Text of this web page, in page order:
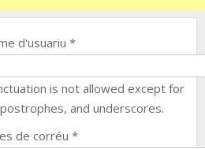
d'usuariu *
is not allowed except for
and underscores.
de corréu *